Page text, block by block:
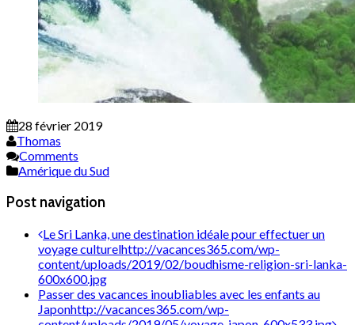
28 février 2019
Thomas
Comments
Amérique du Sud
Post navigation
Le Sri Lanka, une destination idéale pour effectuer un
voyage culturelhttp://vacances365.com/wp-
content/uploads/2019/02/boudhisme-religion-sri-lanka-
600x600.jpg
Passer des vacances inoubliables avec les enfants au
Japonhttp://vacances365.com/wp-